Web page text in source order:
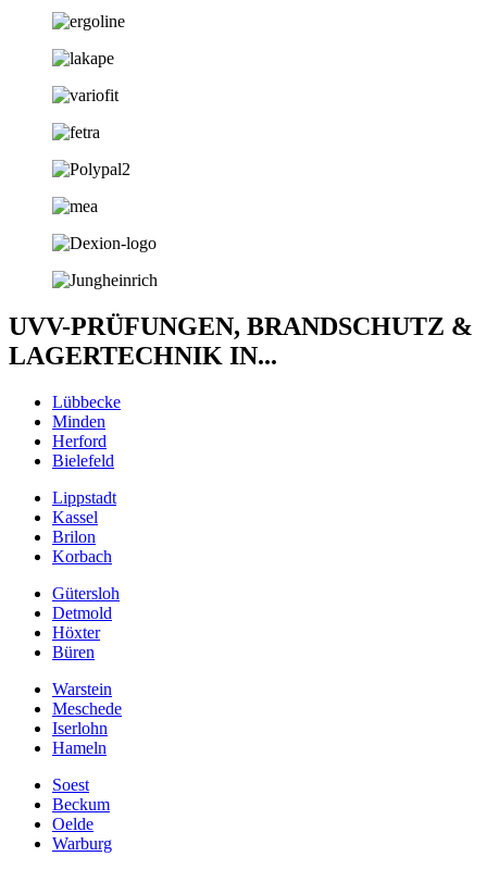
UVV-PRÜFUNGEN, BRANDSCHUTZ &
LAGERTECHNIK IN...
Lübbecke
Minden
Herford
Bielefeld
Lippstadt
Kassel
Brilon
Korbach
Gütersloh
Detmold
Höxter
Büren
Warstein
Meschede
Iserlohn
Hameln
Soest
Beckum
Oelde
Warburg